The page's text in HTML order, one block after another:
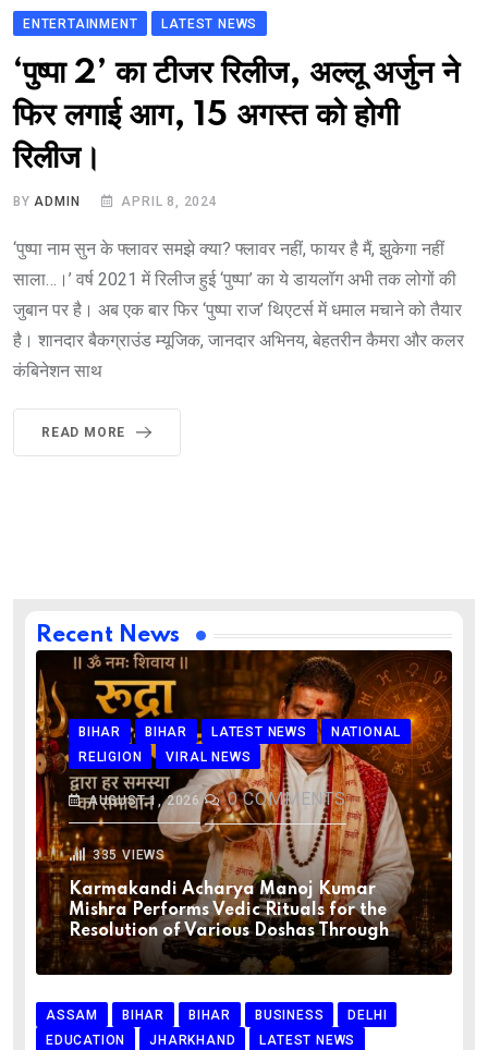
ENTERTAINMENT LATEST NEWS
‘पुष्पा 2’ का टीजर रिलीज, अल्लू अर्जुन ने
फिर लगाई आग, 15 अगस्त को होगी
रिलीज।
BY ADMIN APRIL 8, 2024
‘पुष्पा नाम सुन के फ्लावर समझे क्या? फ्लावर नहीं, फायर है मैं, झुकेगा नहीं
साला…।’ वर्ष 2021 में रिलीज हुई ‘पुष्पा’ का ये डायलॉग अभी तक लोगों की
जुबान पर है। अब एक बार फिर ‘पुष्पा राज’ थिएटर्स में धमाल मचाने को तैयार
है। शानदार बैकग्राउंड म्यूजिक, जानदार अभिनय, बेहतरीन कैमरा और कलर
कंबिनेशन साथ
READ MORE
Recent News
BIHAR BIHAR LATEST NEWS
NATIONAL
RELIGION
VIRAL NEWS
AUGUST 1, 2026 0COMMENTS
335 VIEWS
Karmakandi Acharya Manoj Kumar
Mishra Performs Vedic Rituals for the
Resolution of Various Doshas Through
ASSAM BIHAR BIHAR BUSINESS
DELHI
EDUCATION
JHARKHAND
LATEST NEWS